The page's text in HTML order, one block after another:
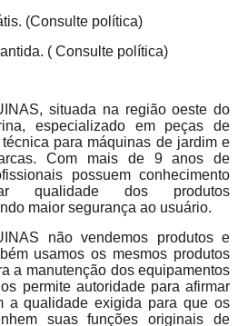
(Consulte política)
( Consulte política)
situada na região oeste do
especializado em peças de
para máquinas de jardim e
Com mais de 9 anos de
possuem conhecimento
qualidade dos produtos
maior segurança ao usuário.
não vendemos produtos e
usamos os mesmos produtos
a manutenção dos equipamentos
permite autoridade para afirmar
a qualidade exigida para que os
suas funções originais de